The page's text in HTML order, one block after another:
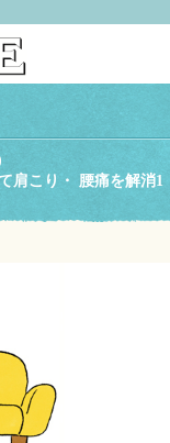
肩こり・ 腰痛を解消1